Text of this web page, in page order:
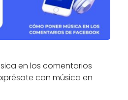
en los comentarios
con música en